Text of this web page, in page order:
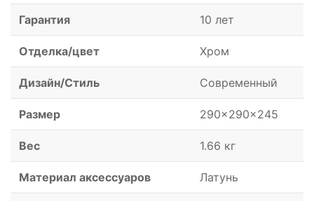
Гарантия 10 лет
Отделка/цвет Хром
Дизайн/Стиль Современный
Размер 290x290x245
Вес 1.66 кг
Материал аксессуаров Латунь